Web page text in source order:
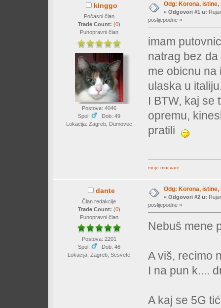
kinggo
Počasni član
Trade Count: (0)
Punopravni član
Postova: 4046
Spol:
Dob: 49
Lokacija: Zagreb, Dumovec
Odg: Korona,
« Odgovori #1 u:
poslijepodne »
imam
natrag bez
me obicnu na
ulaska u
I BTW, kaj se
opremu,
pratili
moje mocvare
dante
Član redakcije
Trade Count: (0)
Punopravni član
Postova: 2201
Spol:
Dob: 46
Lokacija: Zagreb, Sesvete
Odg: Korona,
« Odgovori #2 u:
poslijepodne »
Nebuš mene
A viš, recimo
I na pun k....
A kaj se 5G